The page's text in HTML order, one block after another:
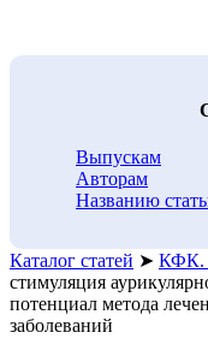
Выпускам
Авторам
Названию
Каталог статей ➤ КФК.
стимуляция
потенциал метода
заболеваний